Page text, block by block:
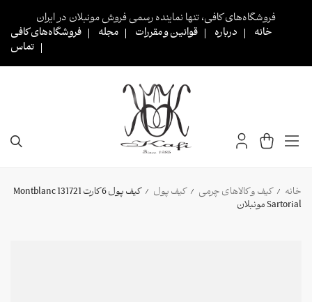
فروشگاه‌های کافی، تنها نماینده رسمی فروش مونبلان در ایران
خانه
درباره قوانین و مقررات مجله
فروشگاه‌های کافی
تماس
خانه / کیف و کالاهای چرمی / کیف پول /
کیف پول 6 کارت 131721 Montblanc
Sartorial مونبلان